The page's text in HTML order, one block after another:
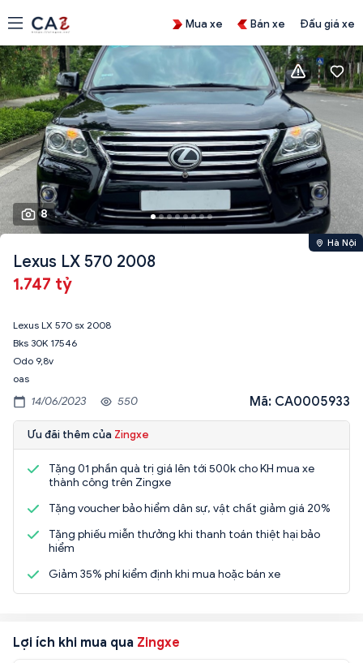
Mua xe Bán xe Đấu giá xe
8
Hà Nội
Lexus LX 570 2008
1.747 tỷ
Lexus LX 570 sx 2008
Bks 30K 17546
Odo 9,8v
oas
14/06/2023 550 Mã: CA0005933
Ưu đãi thêm của Zingxe
Tặng 01 phần quà trị giá lên tới 500k cho KH mua xe
thành công trên Zingxe
Tặng voucher bảo hiểm dân sự, vật chất giảm giá 20%
Tặng phiếu miễn thưởng khi thanh toán thiệt hại bảo
hiểm
Giảm 35% phí kiểm định khi mua hoặc bán xe
Lợi ích khi mua qua Zingxe